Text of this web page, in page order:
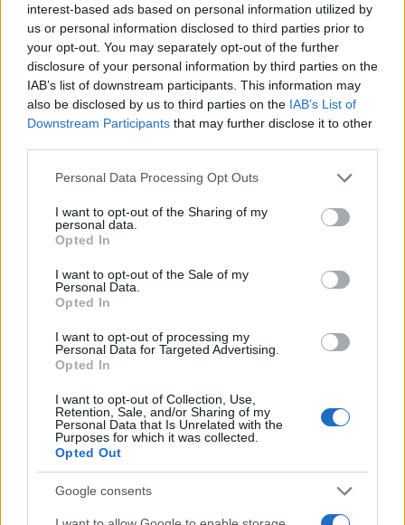
interest-based ads based on personal information utilized by
us or personal information disclosed to third parties prior to
your opt-out. You may separately opt-out of the further
disclosure of your personal information by third parties on the
IAB’s list of downstream participants. This information may
also be disclosed by us to third parties on the IAB’s List of
Downstream Participants that may further disclose it to other
Please note that this website/app uses one or more Google
not limited to your visit or usage behaviour. You may click to
grant or deny consent to Google and its third-party tags to
use your data for below specified purposes in below Google
consent section.
Personal Data Processing Opt Outs
I want to opt-out of the Sharing of my
personal data.
Opted In
I want to opt-out of the Sale of my
Personal Data.
Opted In
I want to opt-out of processing my
Personal Data for Targeted Advertising.
Opted In
I want to opt-out of Collection, Use,
Retention, Sale, and/or Sharing of my
Personal Data that Is Unrelated with the
Purposes for which it was collected.
Opted Out
Google consents
responsabilità collettiva. Solo così sarà possibile
prepararle a realizzare i propri sogni e a costruire
un futuro soddisfacente.